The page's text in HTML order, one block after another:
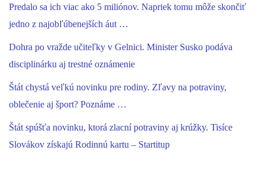
Predalo sa ich viac ako 5 miliónov. Napriek tomu môže skončiť
jedno z najobľúbenejších áut …
Dohra po vražde učiteľky v Gelnici. Minister Susko podáva
disciplinárku aj trestné oznámenie
Štát chystá veľkú novinku pre rodiny. Zľavy na potraviny,
oblečenie aj šport? Poznáme …
Štát spúšťa novinku, ktorá zlacní potraviny aj krúžky. Tisíce
Slovákov získajú Rodinnú kartu – Startitup